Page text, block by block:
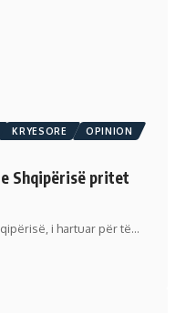
KRYESORE
OPINION
Shqipërisë pritet
i hartuar për të…